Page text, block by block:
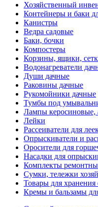
Хозяйственный
Контейнеры и баки
Канистры
Ведра садовые
Баки, бочки
Компостеры
Корзины, ящики,
Водонагреватели
Души дачные
Раковины дачные
Рукомойники дачные
Тумбы под
Лампы керосиновые,
Лейки
Рассеиватели для
Опрыскиватели и
Оросители для
Насадки для
Комплекты
Сумки, тележки
Товары для хранения
Кремы и бальзамы